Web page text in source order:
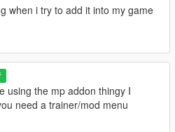
when i try to add it into my game
using the mp addon thingy I
need a trainer/mod menu